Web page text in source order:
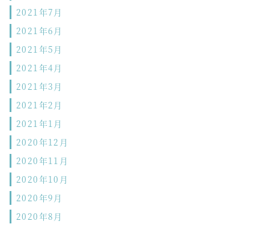
2021年7月
2021年6月
2021年5月
2021年4月
2021年3月
2021年2月
2021年1月
2020年12月
2020年11月
2020年10月
2020年9月
2020年8月